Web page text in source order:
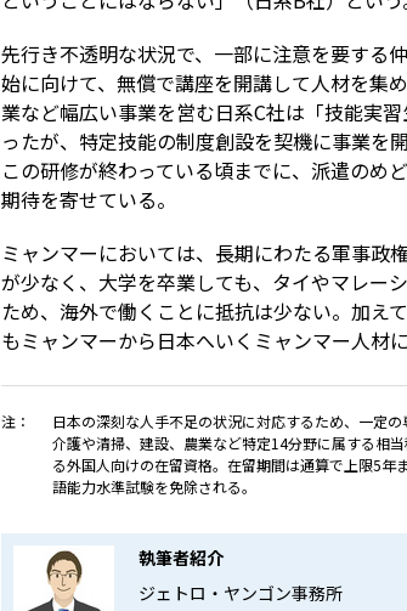
先行き不透明な状況で、一部に注意を要する
始に向けて、無償で講座を開講して人材を集
業など幅広い事業を営む日系C社は「技能実
ったが、特定技能の制度創設を契機に事業を
この研修が終わっている頃までに、派遣のめ
期待を寄せている。
ミャンマーにおいては、長期にわたる軍事政
が少なく、大学を卒業しても、タイやマレー
ため、海外で働くことに抵抗は少ない。加え
もミャンマーから日本へいくミャンマー人材
注：
日本の深刻な人手不足の状況に対応するため、一定
介護や清掃、建設、農業など特定14分野に属する相
る外国人向けの在留資格。在留期間は通算で上限5
語能力水準試験を免除される。
執筆者紹介
ジェトロ・ヤンゴン事務所